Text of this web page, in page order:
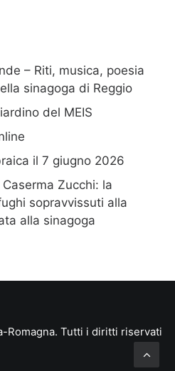
– Riti, musica, poesia
sinagoga di Reggio
del MEIS
il 7 giugno 2026
Zucchi: la
sopravvissuti alla
alla sinagoga
Romagna. Tutti i diritti riservati